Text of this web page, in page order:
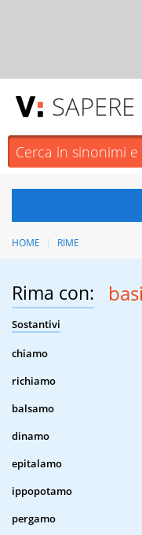
SAPERE
HOME RIME
Rima con:
Sostantivi
chiamo
richiamo
balsamo
dinamo
epitalamo
ippopotamo
pergamo